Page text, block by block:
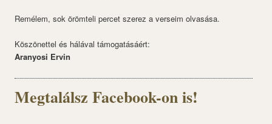
Remélem, sok örömteli percet szerez a verseim olvasása.
Köszönettel és hálával támogatásáért:
Aranyosi Ervin
Megtalálsz Facebook-on is!